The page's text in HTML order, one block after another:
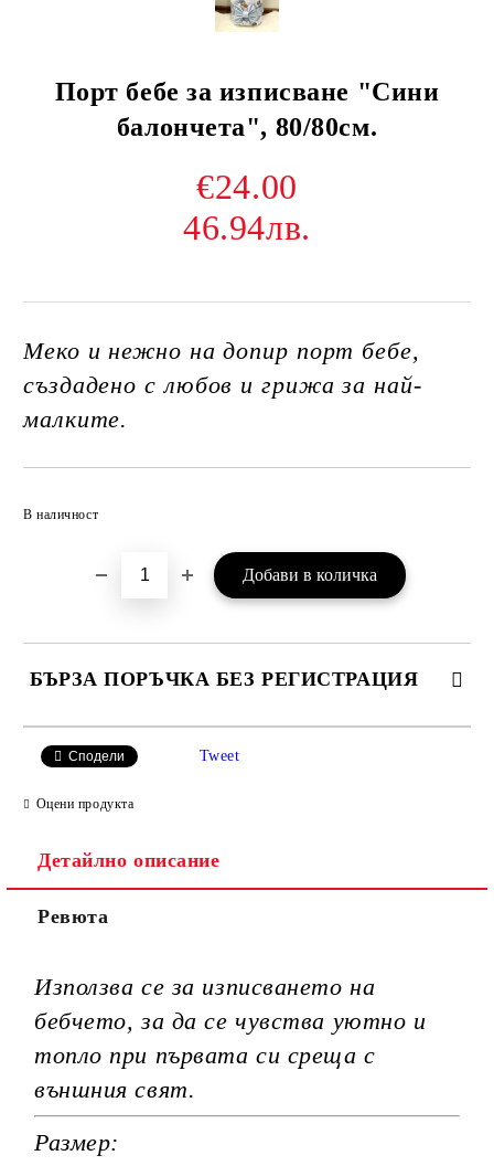
Порт бебе за изписване "Сини
балончета", 80/80см.
€24.00
46.94лв.
Меко и нежно на допир порт бебе,
създадено с любов и грижа за най-
малките.
В наличност
БЪРЗА ПОРЪЧКА БЕЗ РЕГИСТРАЦИЯ
Сподели Tweet
Оцени продукта
Детайлно описание
Ревюта
Използва се за изписването на
бебчето, за да се чувства уютно и
топло при първата си среща с
външния свят.
Размер: